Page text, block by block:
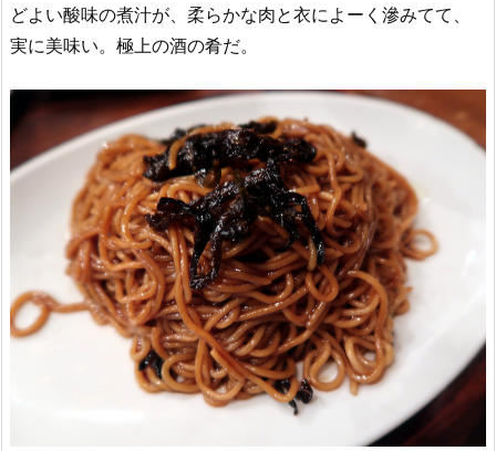
どよい酸味の煮汁が、柔らかな肉と衣によーく滲みてて、
実に美味い。極上の酒の肴だ。